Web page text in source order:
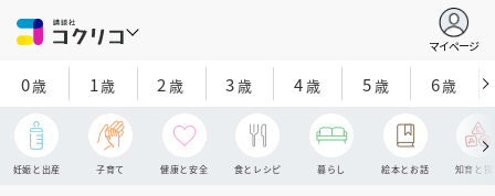
マイページ
0歳 1歳 2 歳 3歳 4歳 5歳 6歳
妊娠と出産 子育て 健康と安全 食とレシピ 暮らし 絵本とお話 知育と探